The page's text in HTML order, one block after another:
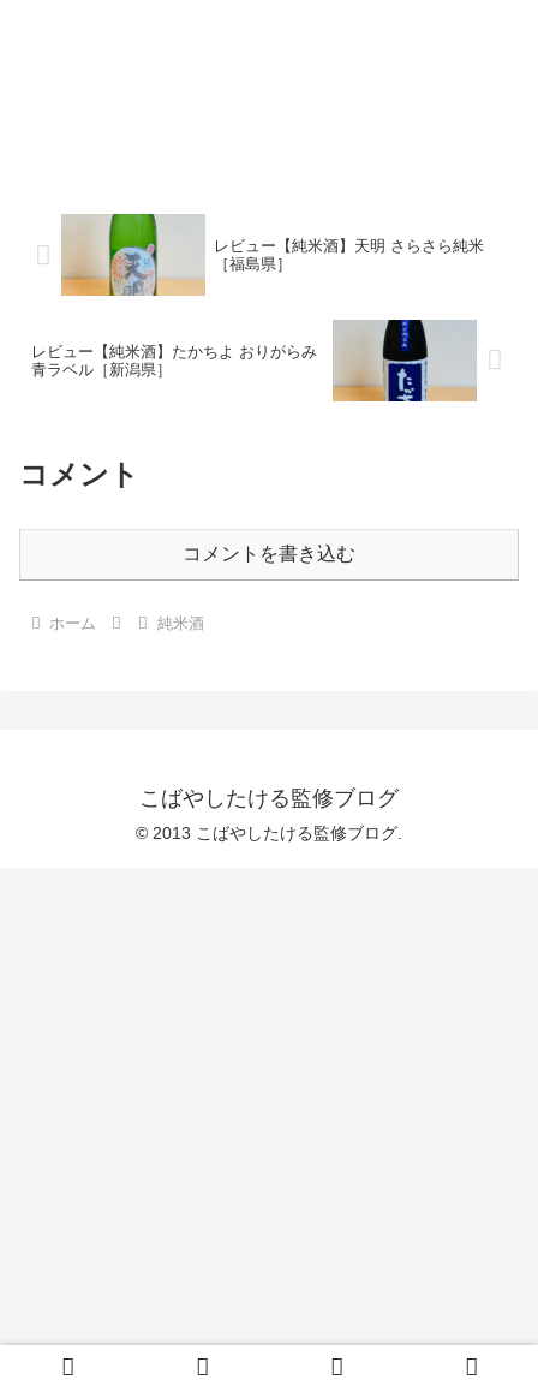
レビュー【純米酒】天明 さらさら純米
［福島県］
レビュー【純米酒】たかちよ おりがらみ
青ラベル［新潟県］
コメント
コメントを書き込む
ホーム 純米酒
こばやしたける監修ブログ
© 2013 こばやしたける監修ブログ.